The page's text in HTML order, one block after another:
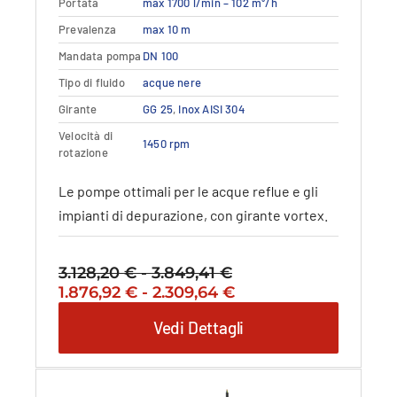
varianti.
Le
possono
essere
scelte
prodotto
Portata
max 1700 l/min – 102 m³/h
Prevalenza
max 10 m
Mandata pompa DN 100
Tipo di fluido
acque nere
Girante
GG 25, Inox AISI 304
Velocità di
rotazione
1450 rpm
Le pompe ottimali per le acque reflue e gli
impianti di depurazione, con girante vortex.
3.128,20€ - 3.849,41€Fascia
di
da
3.128,20 €
a
Il
era:
3.128,20 €
1.876,92 € - 2.309,64 €Fascia
prezzo:
da
1.876,92 €
Il
attuale
è:
1.876,92 €
Vedi Dettagli